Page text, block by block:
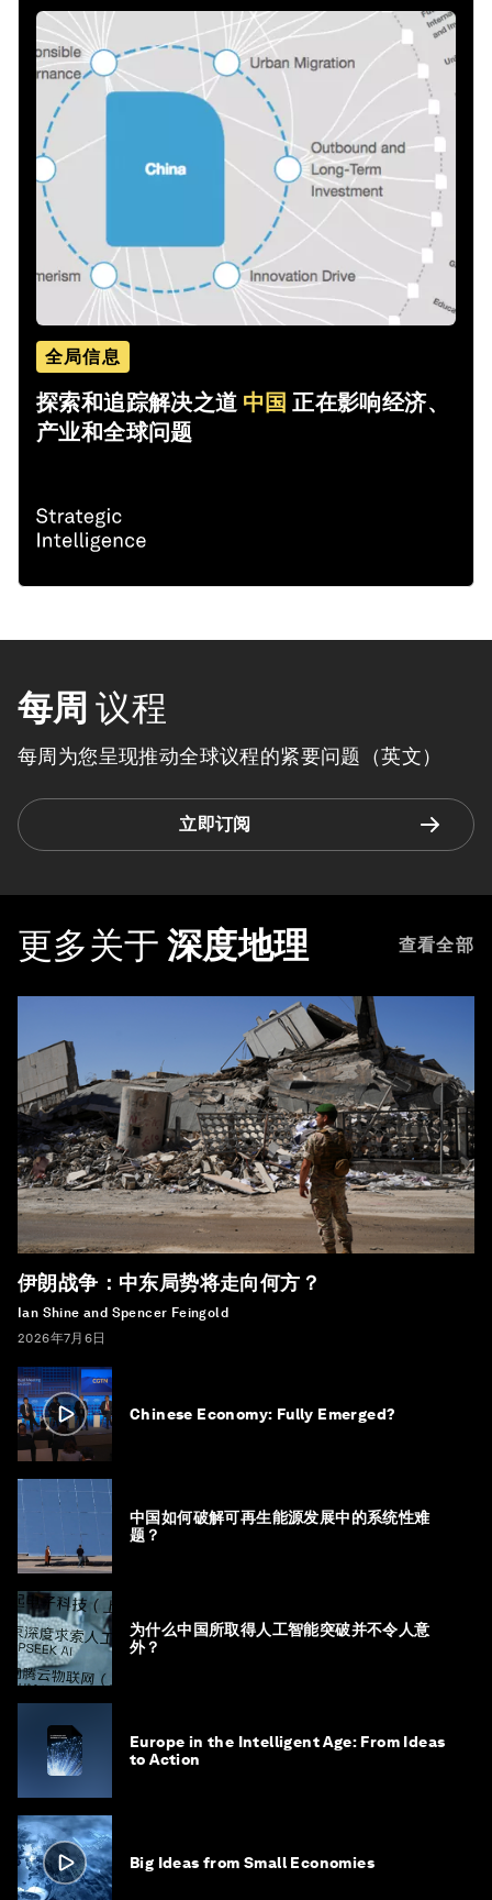
全局信息
探索和追踪解决之道 中国 正在影响经济、
产业和全球问题
每周 议程
每周为您呈现推动全球议程的紧要问题（英文）
立即订阅
更多关于 深度地理 查看全部
伊朗战争：中东局势将走向何方？
Ian Shine and Spencer Feingold
2026年7月6日
Chinese Economy: Fully Emerged?
中国如何破解可再生能源发展中的系统性难
题？
为什么中国所取得人工智能突破并不令人意
外？
Europe in the Intelligent Age: From Ideas
to Action
Big Ideas from Small Economies